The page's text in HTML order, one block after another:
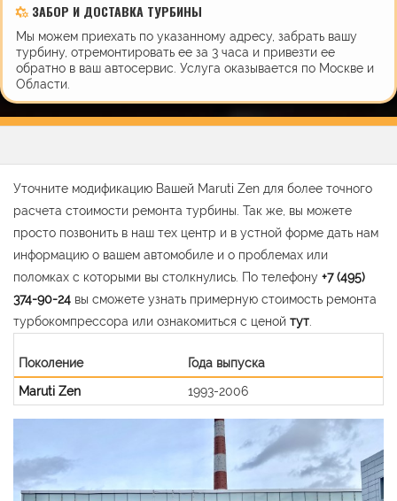
ЗАБОР И ДОСТАВКА ТУРБИНЫ
Мы можем приехать по указанному адресу, забрать вашу
турбину, отремонтировать ее за 3 часа и привезти ее
обратно в ваш автосервис. Услуга оказывается по Москве и
Области.
Уточните модификацию Вашей Maruti Zen для более точного
расчета стоимости ремонта турбины. Так же, вы можете
просто позвонить в наш тех центр и в устной форме дать нам
информацию о вашем автомобиле и о проблемах или
поломках с которыми вы столкнулись. По телефону +7 (495)
374-90-24 вы сможете узнать примерную стоимость ремонта
турбокомпрессора или ознакомиться с ценой тут
Поколение
Года выпуска
Maruti Zen
1993-2006